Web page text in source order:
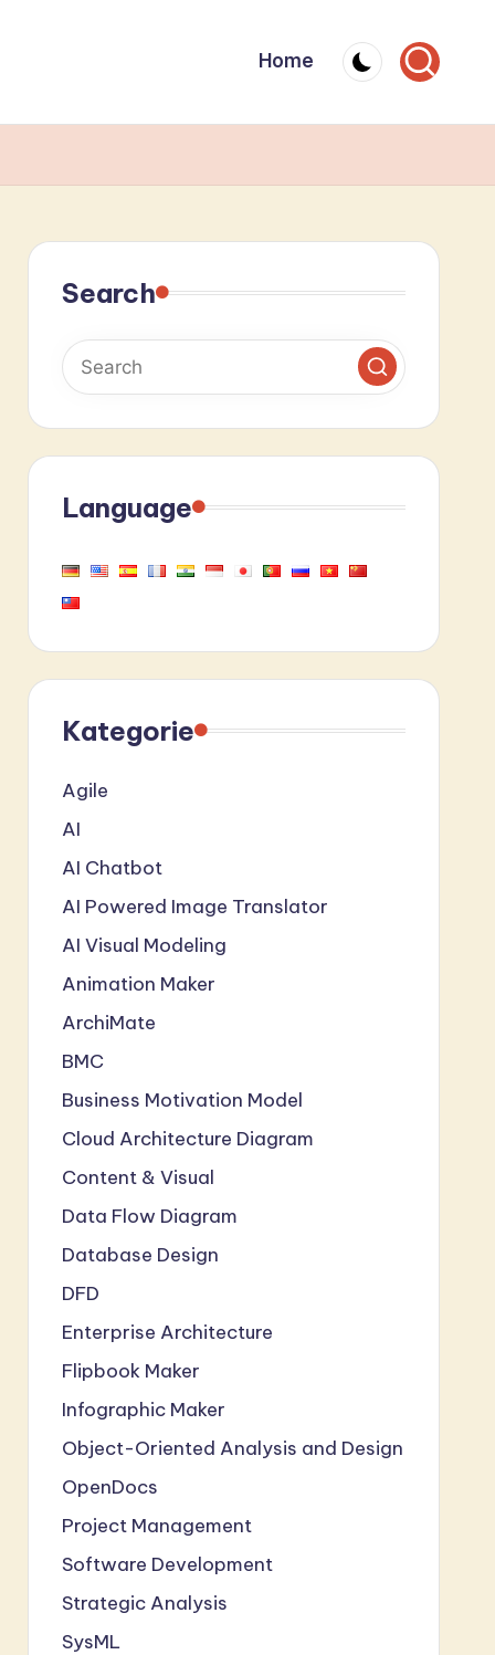
Home
Search
Language
Kategorie
Agile
AI
AI Chatbot
AI Powered Image Translator
AI Visual Modeling
Animation Maker
ArchiMate
BMC
Business Motivation Model
Cloud Architecture Diagram
Content & Visual
Data Flow Diagram
Database Design
DFD
Enterprise Architecture
Flipbook Maker
Infographic Maker
Object-Oriented Analysis and Design
OpenDocs
Project Management
Software Development
Strategic Analysis
SysML